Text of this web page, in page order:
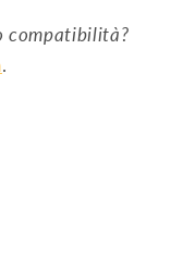
compatibilità?
.